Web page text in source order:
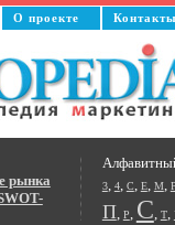
О проекте
3, 4, C, E, M,
П, Р, С, Т,
рынка